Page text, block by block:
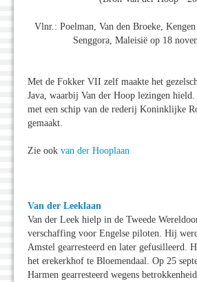
Vlnr.: Poelman, Van den Broeke,
Senggora, Maleisië op 18
Met de Fokker VII zelf maakte het
Java, waarbij Van der Hoop lezingen
met een schip van de rederij Koninklijke
gemaakt.
Zie ook van der Hooplaan
Van der Leeklaan
Van der Leek hielp in de Tweede
verschaffing voor Engelse piloten. Hij
Amstel gearresteerd en later gefusilleerd.
het erekerkhof te Bloemendaal. Op 25
Harmen gearresteerd wegens